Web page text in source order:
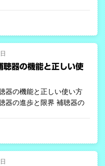
日中活躍してくれた補聴
聴器の機能と正しい使
器の機能と正しい使い方
器の進歩と限界 補聴器の
会話を聞き取りやすくする